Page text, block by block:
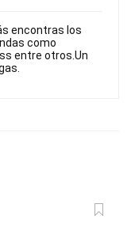
encontras los
como
entre otros.Un